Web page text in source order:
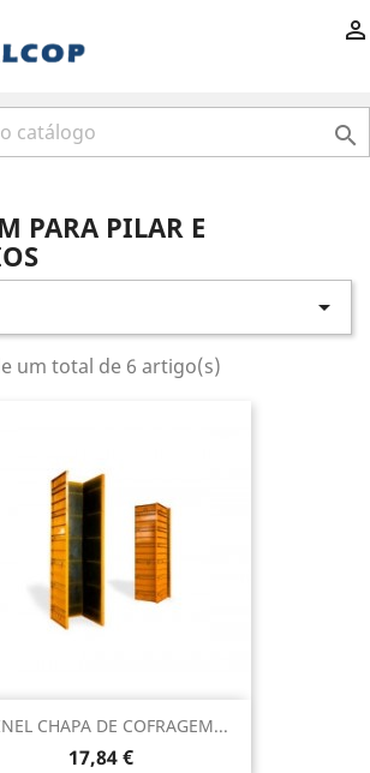


PARA PILAR E

um total de 6 artigo(s)
CHAPA DE COFRAGEM...
Preço
17,84 €